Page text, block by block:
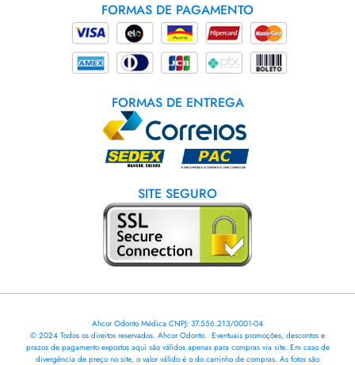
FORMAS DE PAGAMENTO
FORMAS DE ENTREGA
SITE SEGURO
Ahcor Odonto Médica CNPJ: 37.556.213/0001-04
© 2024 Todos os direitos reservados. Ahcor Odonto. Eventuais promoções, descontos e
prazos de pagamento expostos aqui são válidos apenas para compras via site. Em caso de
divergência de preço no site, o valor válido é o do carrinho de compras. As fotos são